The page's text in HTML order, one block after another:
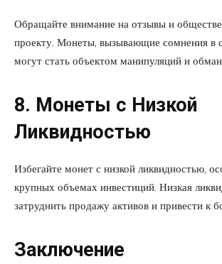
Обращайте внимание на отзывы и
проекту. Монеты, вызывающие сомнения в
могут стать объектом манипуляций и
8. Монеты с Низкой
Ликвидностью
Избегайте монет с низкой ликвидностью,
крупных объемах инвестиций. Низкая
затруднить продажу активов и привести к
Заключение